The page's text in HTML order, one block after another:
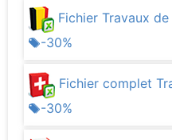
Fichier Travaux
-30%
Fichier complet
-30%